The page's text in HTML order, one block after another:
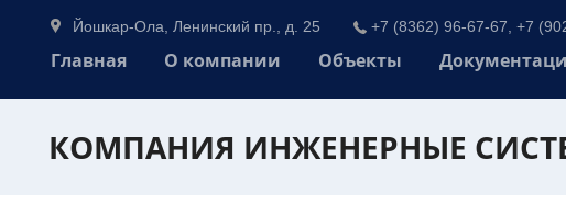
Йошкар-Ола, Ленинский пр., д. 25 +7 (8362) 96-67-67, +7
Главная О компании Объекты
КОМПАНИЯ ИНЖЕНЕРНЫЕ